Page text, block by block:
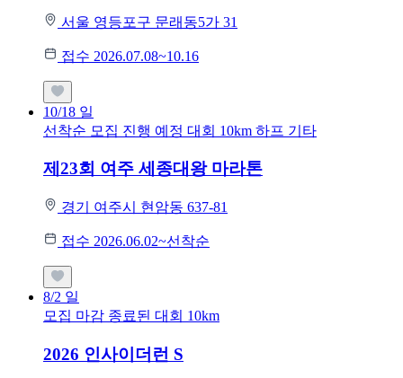
서울 영등포구 문래동5가 31
접수 2026.07.08~10.16
10/18 일
선착순 모집 진행 예정 대회 10km 하프 기타
제23회 여주 세종대왕 마라톤
경기 여주시 현암동 637-81
접수 2026.06.02~선착순
8/2 일
모집 마감 종료된 대회 10km
2026 인사이더런 S